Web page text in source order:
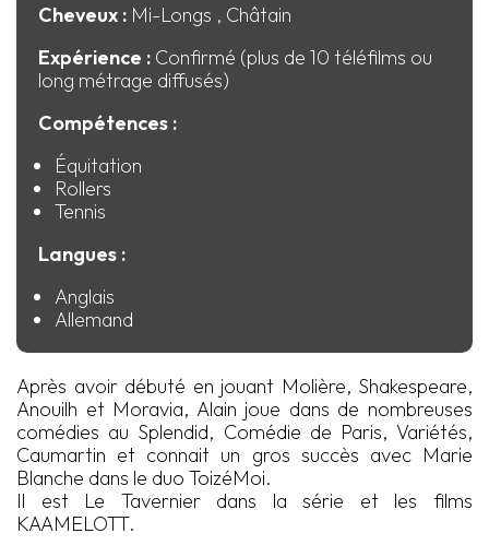
Cheveux : Mi-Longs , Châtain
Expérience : Confirmé (plus de 10 téléfilms ou
long métrage diffusés)
Compétences :
Équitation
Rollers
Tennis
Langues :
Anglais
Allemand
Après avoir débuté en jouant Molière, Shakespeare,
Anouilh et Moravia, Alain joue dans de nombreuses
comédies au Splendid, Comédie de Paris, Variétés,
Caumartin et connait un gros succès avec Marie
Blanche dans le duo ToizéMoi.
Il est Le Tavernier dans la série et les films
KAAMELOTT.